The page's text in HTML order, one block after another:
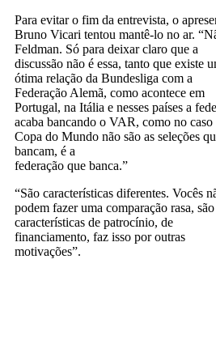
Para evitar o fim da entrevista, o
Bruno Vicari tentou mantê-lo no ar.
Feldman. Só para deixar claro que a
discussão não é essa, tanto que existe
ótima relação da Bundesliga com a
Federação Alemã, como acontece em
Portugal, na Itália e nesses países a
acaba bancando o VAR, como no caso
Copa do Mundo não são as seleções
bancam, é a
federação que banca.”
“São características diferentes. Vocês
podem fazer uma comparação rasa, são
características de patrocínio, de
financiamento, faz isso por outras
motivações”.